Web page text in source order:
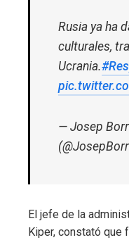
Rusia ya ha
culturales,
Ucrania.
— Josep
El jefe de la
Kiper, constató que